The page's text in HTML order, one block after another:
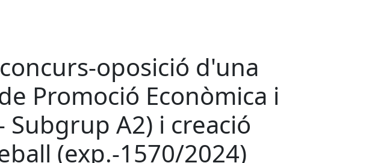
oposició d'una
Promoció Econòmica i
Subgrup A2) i creació
(exp.-1570/2024)